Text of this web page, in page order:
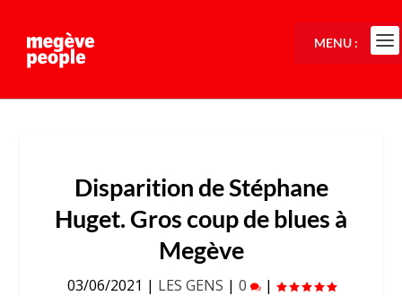
Disparition de Stéphane
Huget. Gros coup de blues à
Megève
03/06/2021 | LES GENS | 0 |
MENU :